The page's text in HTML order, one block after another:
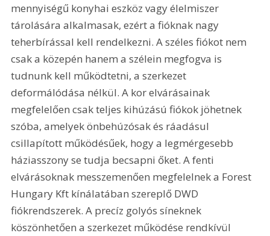
mennyiségű konyhai eszköz vagy élelmiszer
tárolására alkalmasak, ezért a fióknak nagy
teherbírással kell rendelkezni. A széles fiókot nem
csak a közepén hanem a szélein megfogva is
tudnunk kell működtetni, a szerkezet
deformálódása nélkül. A kor elvárásainak
megfelelően csak teljes kihúzású fiókok jöhetnek
szóba, amelyek önbehúzósak és ráadásul
csillapított működésűek, hogy a legmérgesebb
háziasszony se tudja becsapni őket. A fenti
elvárásoknak messzemenően megfelelnek a Forest
Hungary Kft kínálatában szereplő DWD
fiókrendszerek. A precíz golyós síneknek
köszönhetően a szerkezet működése rendkívül